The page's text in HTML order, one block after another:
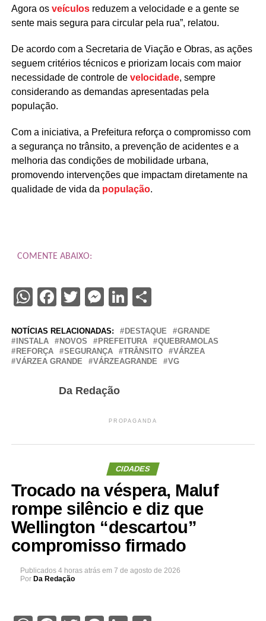
Agora os veículosreduzem a velocidade e a gente se
sente mais segura para circular pela rua”, relatou.
De acordo com a Secretaria de Viação e Obras, as ações
seguem critérios técnicos e priorizam locais com maior
necessidade de controle de velocidade, sempre
considerando as demandas apresentadas pela
população.
Com a iniciativa, a Prefeitura reforça o compromisso com
a segurança no trânsito, a prevenção de acidentes e a
melhoria das condições de mobilidade urbana,
promovendo intervenções que impactam diretamente na
qualidade de vida da população.
COMENTE ABAIXO:
WhatsApp
Facebook
Twitter
Messenger
LinkedIn
Share
NOTÍCIAS RELACIONADAS: DESTAQUE
GRANDE
INSTALA
NOVOS PREFEITURA
QUEBRAMOLAS
REFORÇA
SEGURANÇA TRÂNSITO
VÁRZEA
VÁRZEA GRANDE
VÁRZEAGRANDE VG
Da Redação
PROPAGANDA
CIDADES
Trocado na véspera, Maluf
rompe silêncio e diz que
Wellington “descartou”
compromisso firmado
Publicados 4 horas atrás em 7 de agosto de 2026
Por Da Redação